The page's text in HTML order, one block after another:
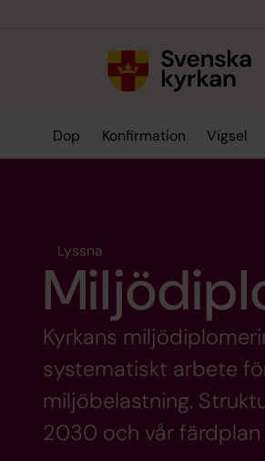
Dop Konfirmation Vigsel
Lyssna
Kyrkans
systematiskt arbete
miljöbelastning.
2030 och vår